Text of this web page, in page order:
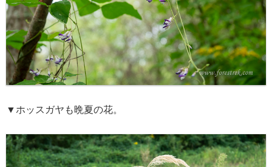
▼ホッスガヤも晩夏の花。